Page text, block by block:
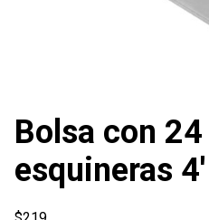
Bolsa con
esquineras